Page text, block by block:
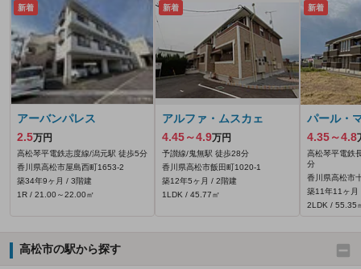
新着
アーバンパレス
2.5万円
高松琴平電鉄志度線/潟元駅 徒歩5分
香川県高松市屋島西町1653‐2
築34年9ヶ月 / 3階建
1R / 21.00～22.00㎡
新着
アルファ・ムスカェ
4.45～4.9万円
予讃線/鬼無駅 徒歩28分
香川県高松市飯田町1020‐1
築12年5ヶ月 / 2階建
1LDK / 45.77㎡
新着
パール・
4.35～4.8
高松琴平電鉄
分
香川県高松市
築11年11ヶ月
2LDK / 55.35
高松市の駅から探す